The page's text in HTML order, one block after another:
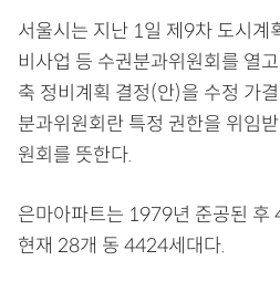
서울시는 지난 1일 제9차 도시계
비사업 등 수권분과위원회를 열
축 정비계획 결정(안)을 수정 가
분과위원회란 특정 권한을 위임
원회를 뜻한다.
은마아파트는 1979년 준공된 후
현재 28개 동 4424세대다.